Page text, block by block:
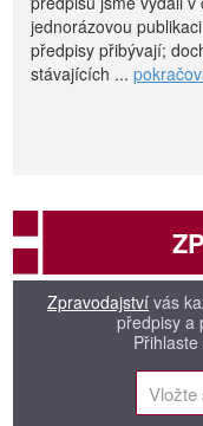
jednorázovou
předpisy přibývají;
stávajících ...
Zpravodajství vás
předpisy a